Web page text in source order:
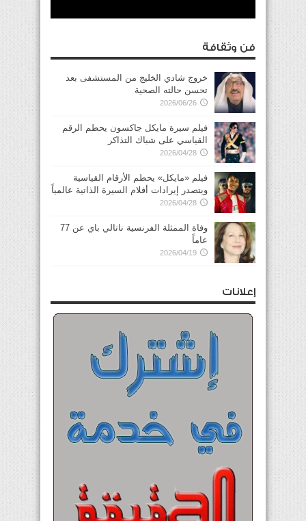
فن وثقافة
خروج شادي الخليج من المستشفى بعد
تحسن حالته الصحية
2026/06/26
فيلم سيرة مايكل جاكسون يحطم الرقم
القياسي على شباك التذاكر
2026/04/28
فيلم «مايكل» يحطم الأرقام القياسية
ويتصدر إيرادات أفلام السيرة الذاتية عالمياً
2026/04/28
وفاة الممثلة الفرنسية ناتالي باي عن 77
عاماً
2026/04/19
إعلانات